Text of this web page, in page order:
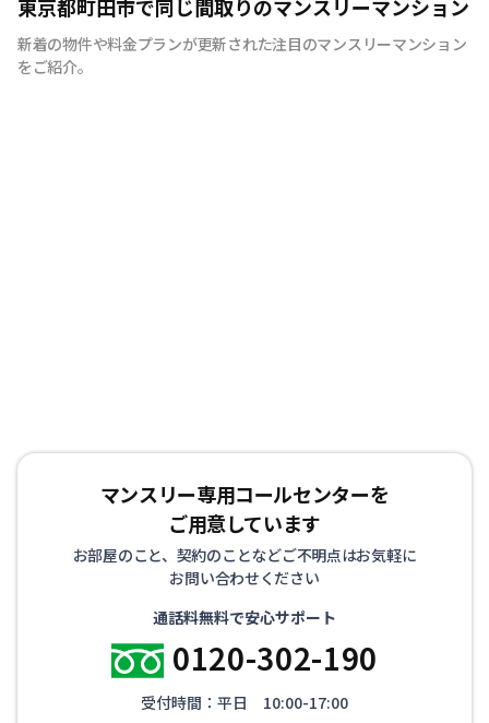
を考え、専門部隊がお部屋を厳選！入居者満足度97％！
東京都町田市で同じ間取りのマンスリーマンション
新着の物件や料金プランが更新された注目のマンスリーマンション
をご紹介。
マンスリー専用コールセンターを
ご用意しています
お部屋のこと、契約のことなどご不明点はお気軽に
お問い合わせください
通話料無料で安心サポート
0120-302-190
受付時間：平日 10:00-17:00